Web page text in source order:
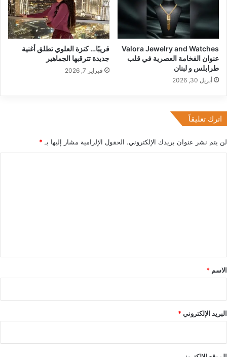
هذا المحتوى.
ب
ا
ل
ذ
ك
ر
ى
ـ
5
ل
ا
ا
ت
ا
ل
ت
ع
ا
و
Valora Jewelry and Watches
عنوان الفخامة العصرية في قلب
طرابلس و لبنان
أبريل 30, 2026
قريبًا… كنزة العلوي تطلق أغنية
جديدة تترقبها الجماهير
فبراير 7, 2026
اترك تعليقاً
لن يتم نشر عنوان بريدك الإلكتروني. الحقول الإلزامية مشار إليها بـ *
*
الاسم *
البريد الإلكتروني*